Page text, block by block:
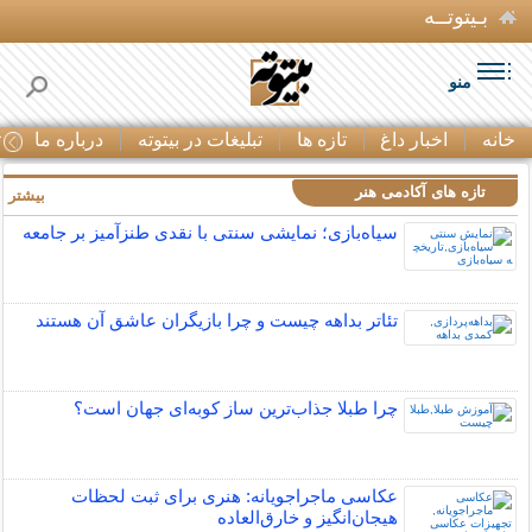
بـیتوتــه
منو
خانه اخبار داغ تازه ها تبلیغات در بیتوته درباره ما
تازه های آکادمی هنر
سیاه‌بازی؛ نمایشی سنتی با نقدی طنزآمیز بر جامعه
تئاتر بداهه چیست و چرا بازیگران عاشق آن هستند
چرا طبلا جذاب‌ترین ساز کوبه‌ای جهان است؟
عکاسی ماجراجویانه: هنری برای ثبت لحظات
هیجان‌انگیز و خارق‌العاده
بیشتر